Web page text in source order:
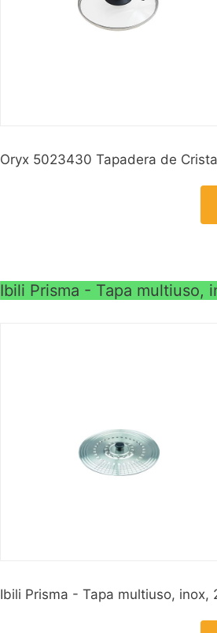
Oryx 5023430 Tapadera de
Ibili Prisma - Tapa multiuso,
Ibili Prisma - Tapa multiuso, inox,